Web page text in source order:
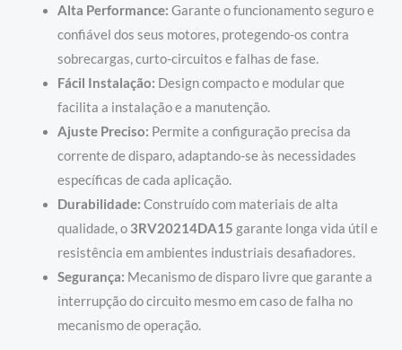
Alta Performance: Garante o funcionamento seguro e
confiável dos seus motores, protegendo-os contra
sobrecargas, curto-circuitos e falhas de fase.
Fácil Instalação: Design compacto e modular que
facilita a instalação e a manutenção.
Ajuste Preciso: Permite a configuração precisa da
corrente de disparo, adaptando-se às necessidades
específicas de cada aplicação.
Durabilidade: Construído com materiais de alta
qualidade, o 3RV20214DA15 garante longa vida útil e
resistência em ambientes industriais desafiadores.
Segurança: Mecanismo de disparo livre que garante a
interrupção do circuito mesmo em caso de falha no
mecanismo de operação.